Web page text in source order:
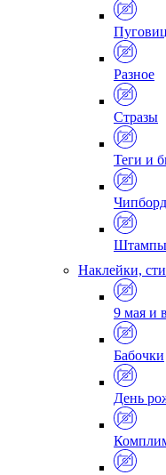
Разное
Стразы
Теги и
Штампы,
Наклейки,
9 мая и
Бабочки
День